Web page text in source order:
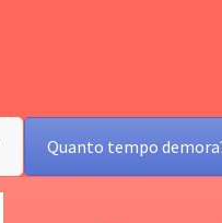
Quanto tempo